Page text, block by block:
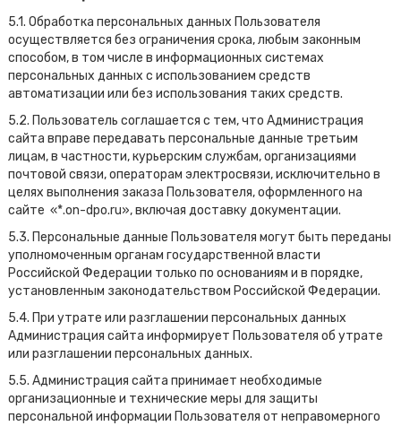
5.1. Обработка персональных данных Пользователя
осуществляется без ограничения срока, любым законным
способом, в том числе в информационных системах
персональных данных с использованием средств
автоматизации или без использования таких средств.
5.2. Пользователь соглашается с тем, что Администрация
сайта вправе передавать персональные данные третьим
лицам, в частности, курьерским службам, организациями
почтовой связи, операторам электросвязи, исключительно в
целях выполнения заказа Пользователя, оформленного на
сайте «*.on-dpo.ru», включая доставку документации.
5.3. Персональные данные Пользователя могут быть переданы
уполномоченным органам государственной власти
Российской Федерации только по основаниям и в порядке,
установленным законодательством Российской Федерации.
5.4. При утрате или разглашении персональных данных
Администрация сайта информирует Пользователя об утрате
или разглашении персональных данных.
5.5. Администрация сайта принимает необходимые
организационные и технические меры для защиты
персональной информации Пользователя от неправомерного